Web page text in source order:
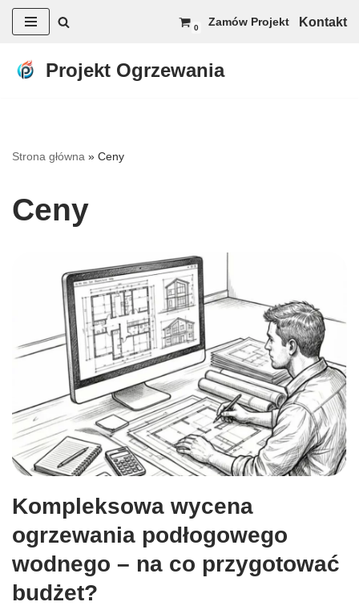
do
0 Zamów Projekt Kontakt
Projekt Ogrzewania
Strona główna » Ceny
Ceny
Kompleksowa wycena
ogrzewania podłogowego
wodnego – na co przygotować
budżet?